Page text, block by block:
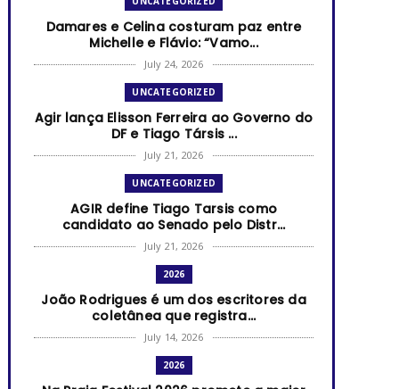
Damares e Celina costuram paz entre
Michelle e Flávio: “Vamo...
July 24, 2026
UNCATEGORIZED
Agir lança Elisson Ferreira ao Governo do
DF e Tiago Társis ...
July 21, 2026
UNCATEGORIZED
AGIR define Tiago Tarsis como
candidato ao Senado pelo Distr...
July 21, 2026
2026
João Rodrigues é um dos escritores da
coletânea que registra...
July 14, 2026
2026